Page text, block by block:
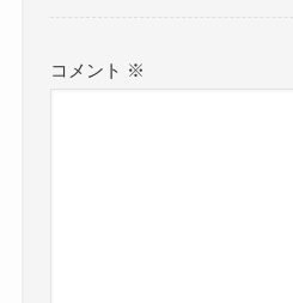
コメント ※